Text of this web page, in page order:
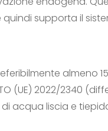
supporta il
almeno
(UE) 2022/2340
acqua liscia e